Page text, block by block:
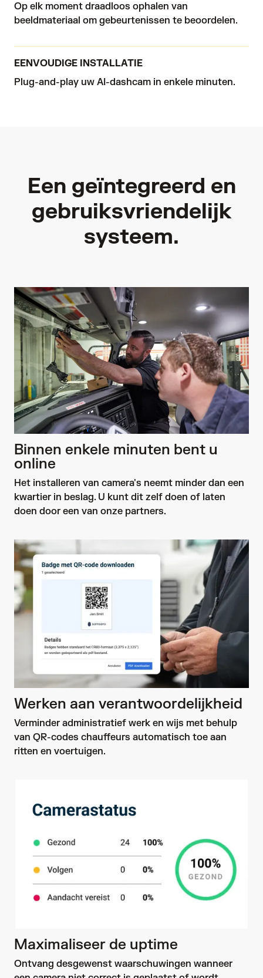
Op elk moment draadloos ophalen van
beeldmateriaal om gebeurtenissen te beoordelen.
EENVOUDIGE INSTALLATIE
Plug-and-play uw AI-dashcam in enkele minuten.
Een geïntegreerd en
gebruiksvriendelijk
systeem.
Binnen enkele minuten bent u
online
Het installeren van camera's neemt minder dan een
kwartier in beslag. U kunt dit zelf doen of laten
doen door een van onze partners.
Werken aan verantwoordelijkheid
Verminder administratief werk en wijs met behulp
van QR-codes chauffeurs automatisch toe aan
ritten en voertuigen.
Maximaliseer de uptime
Ontvang desgewenst waarschuwingen wanneer